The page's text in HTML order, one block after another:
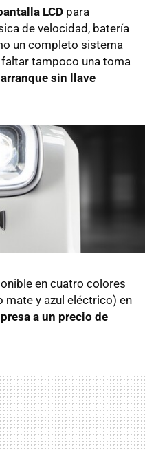
LCD para
de velocidad, batería
un completo sistema
tampoco una toma
sin llave
en cuatro colores
mate y azul eléctrico) en
a un precio de